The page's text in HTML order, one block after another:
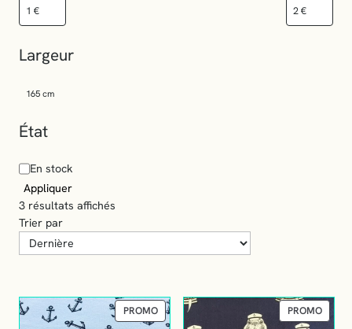
Largeur
165 cm
État
En stock
Appliquer
3 résultats affichés
é
l
Trier par
PROMOP
R
PROMOP
R